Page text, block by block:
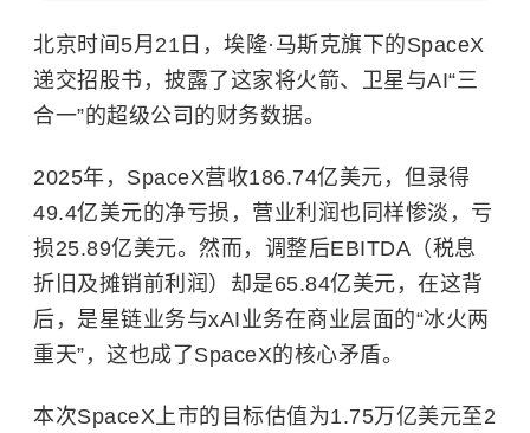
北京时间5月21日，埃隆·马斯克旗下的SpaceX
递交招股书，披露了这家将火箭、卫星与AI“三
合一”的超级公司的财务数据。
2025年，SpaceX营收186.74亿美元，但录得
49.4亿美元的净亏损，营业利润也同样惨淡，亏
损25.89亿美元。然而，调整后EBITDA（税息
折旧及摊销前利润）却是65.84亿美元，在这背
后，是星链业务与xAI业务在商业层面的“冰火两
重天”，这也成了SpaceX的核心矛盾。
本次SpaceX上市的目标估值为1.75万亿美元至2